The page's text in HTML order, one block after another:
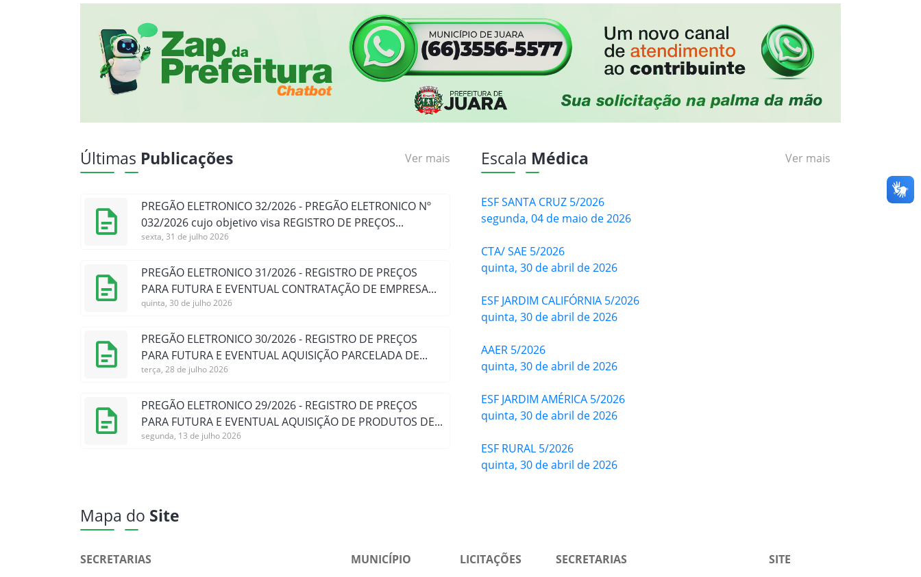
Últimas Publicações Ver mais
PREGÃO ELETRONICO 32/2026 - PREGÃO ELETRONICO Nº
032/2026 cujo objetivo visa REGISTRO DE PREÇOS...
sexta, 31 de julho 2026
PREGÃO ELETRONICO 31/2026 - REGISTRO DE PREÇOS
PARA FUTURA E EVENTUAL CONTRATAÇÃO DE EMPRESA...
quinta, 30 de julho 2026
PREGÃO ELETRONICO 30/2026 - REGISTRO DE PREÇOS
PARA FUTURA E EVENTUAL AQUISIÇÃO PARCELADA DE...
terça, 28 de julho 2026
PREGÃO ELETRONICO 29/2026 - REGISTRO DE PREÇOS
PARA FUTURA E EVENTUAL AQUISIÇÃO DE PRODUTOS DE...
segunda, 13 de julho 2026
Escala Médica Ver mais
ESF SANTA CRUZ 5/2026
segunda, 04 de maio de 2026
CTA/ SAE 5/2026
quinta, 30 de abril de 2026
ESF JARDIM CALIFÓRNIA 5/2026
quinta, 30 de abril de 2026
AAER 5/2026
quinta, 30 de abril de 2026
ESF JARDIM AMÉRICA 5/2026
quinta, 30 de abril de 2026
ESF RURAL 5/2026
quinta, 30 de abril de 2026
Mapa do Site
SECRETARIAS MUNICÍPIO LICITAÇÕES SECRETARIAS SITE